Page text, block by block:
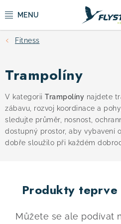
na
CYKLISTIKA
ZIMNÍ SPORTY
KOLOBĚŽKY
OBLEČENÍ A BOTY
CAMPING
VÝPRODEJ
Fitness
Trampolíny
V kategorii Trampolíny najdete
zábavu, rozvoj koordinace a
sledujte průměr, nosnost,
dostupný prostor, aby vybavení
dobře sloužilo při každém
Produkty
Můžete se ale podívat